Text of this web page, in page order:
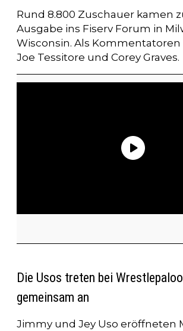
Rund 8.800 Zuschauer kamen
Ausgabe ins Fiserv Forum in
Wisconsin. Als Kommentatoren
Joe Tessitore und Corey Graves.
Die Usos treten bei
gemeinsam an
Jimmy und Jey Uso eröffneten